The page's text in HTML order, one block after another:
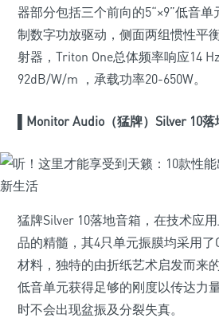
器部分包括三个前向的5“×9”低音单
制数字功放驱动，侧面两组惯性平
射器，Triton One总体频率响应14
92dB/W/m ，承载功率20-650W。
Monitor Audio（猛牌）Silver 10
猛牌Silver 10落地音箱，在技术应
品的精髓，其4只单元振膜均采用了
材料，独特的由折纸艺术启发而来
低音单元获得足够的刚度以传达力
时不会出现盆振及分裂失真。